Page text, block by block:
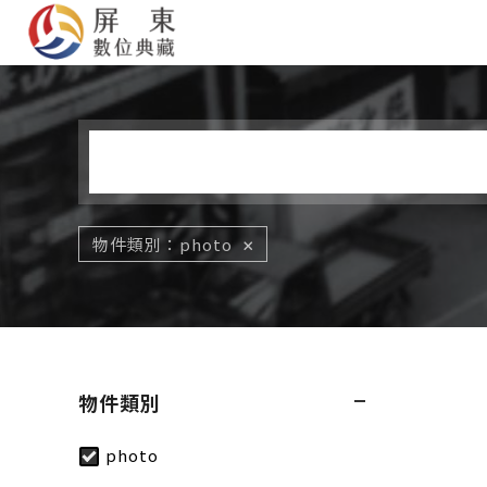
您在這裡
物件類別 photo
物件類別
photo